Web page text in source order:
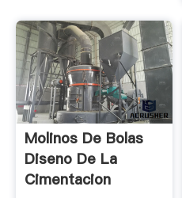
Molinos De Bolas
Diseno De La
Cimentacion